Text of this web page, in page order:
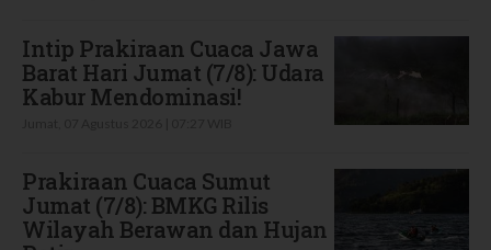
Intip Prakiraan Cuaca Jawa
Barat Hari Jumat (7/8): Udara
Kabur Mendominasi!
Prakiraan Cuaca Sumut
Jumat (7/8): BMKG Rilis
Wilayah Berawan dan Hujan